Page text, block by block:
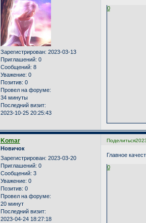
Зарегистрирован: 2023-03-13
Приглашений: 0
Сообщений: 8
Уважение: 0
Позитив: 0
Провел на форуме:
34 минуты
Последний визит:
2023-10-25 20:25:43
0
Поделиться
Komar
Новичок
Зарегистрирован: 2023-03-20
Приглашений: 0
Сообщений: 3
Уважение: 0
Позитив: 0
Провел на форуме:
20 минут
Последний визит:
2023-04-24 18:27:18
Главное
0